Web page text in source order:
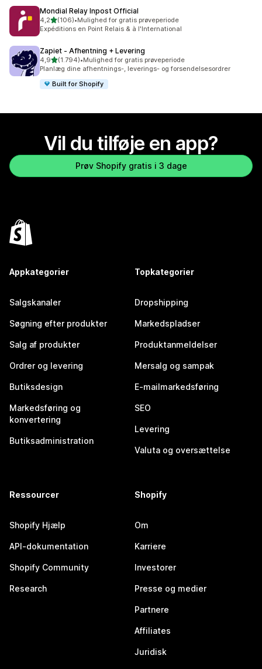
Mondial Relay Inpost Official
4,2ud af 5 stjerner
(106)
106 anmeldelser i alt
•Mulighed for gratis prøveperiode
Expéditions en Point Relais & à l'International
Zapiet ‑ Afhentning + Levering
4,9ud af 5 stjerner
(1.794)
1794 anmeldelser i alt
•Mulighed for gratis prøveperiode
Planlæg dine afhentnings-, leverings- og forsendelsesordrer
Built for Shopify
Vil du tilføje en app?
Prøv Shopify gratis i 3 dage
Appkategorier
Salgskanaler
Søgning efter produkter
Salg af produkter
Ordrer og levering
Butiksdesign
Markedsføring og
konvertering
Butiksadministration
Topkategorier
Dropshipping
Markedspladser
Produktanmeldelser
Mersalg og sampak
E-mailmarkedsføring
SEO
Levering
Valuta og oversættelse
Ressourcer
Shopify Hjælp
API-dokumentation
Shopify Community
Research
Shopify
Om
Karriere
Investorer
Presse og medier
Partnere
Affiliates
Juridisk